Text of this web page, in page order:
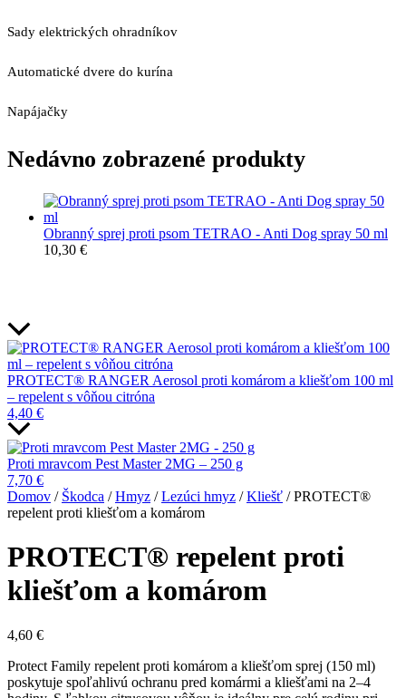
Sady elektrických ohradníkov
Automatické dvere do kurína
Napájačky
Nedávno zobrazené produkty
Obranný sprej proti psom TETRAO - Anti Dog spray 50 ml
10,30 €
PROTECT® RANGER Aerosol proti komárom a kliešťom 100 ml
– repelent s vôňou citróna
4,40 €
Proti mravcom Pest Master 2MG – 250 g
7,70 €
Domov / Škodca /Hmyz /Lezúci hmyz /Kliešť / PROTECT®
repelent proti kliešťom a komárom
PROTECT® repelent proti
kliešťom a komárom
4,60 €
Protect Family repelent proti komárom a kliešťom sprej (150 ml)
poskytuje spoľahlivú ochranu pred komármi a kliešťami na 2–4